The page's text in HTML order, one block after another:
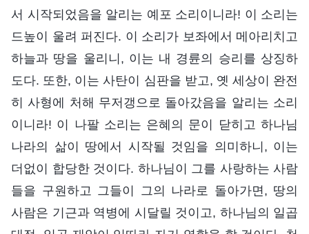
서 시작되었음을 알리는 예포 소리이니라! 이 소리는
드높이 울려 퍼진다. 이 소리가 보좌에서 메아리치고
하늘과 땅을 울리니, 이는 내 경륜의 승리를 상징하
도다. 또한, 이는 사탄이 심판을 받고, 옛 세상이 완전
히 사형에 처해 무저갱으로 돌아갔음을 알리는 소리
이니라! 이 나팔 소리는 은혜의 문이 닫히고 하나님
나라의 삶이 땅에서 시작될 것임을 의미하니, 이는
더없이 합당한 것이다. 하나님이 그를 사랑하는 사람
들을 구원하고 그들이 그의 나라로 돌아가면, 땅의
사람은 기근과 역병에 시달릴 것이고, 하나님의 일곱